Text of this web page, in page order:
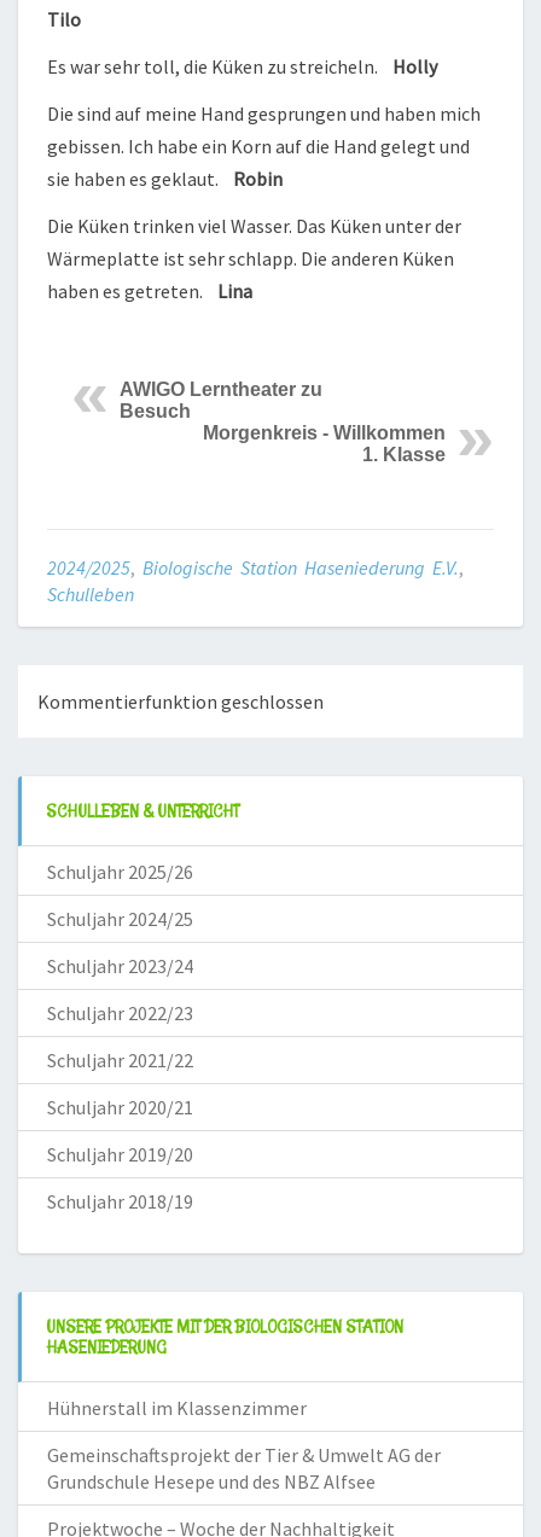
Tilo
Es war sehr toll, die Küken zu streicheln.
Holly
Die sind auf meine Hand gesprungen und haben mich
gebissen. Ich habe ein Korn auf die Hand gelegt und
sie haben es geklaut.
Robin
Die Küken trinken viel Wasser. Das Küken unter der
Wärmeplatte ist sehr schlapp. Die anderen Küken
haben es getreten.
Lina
AWIGO Lerntheater zu
Besuch
Morgenkreis - Willkommen
1. Klasse
2024/2025, Biologische Station Haseniederung E.V.,
Schulleben
Kommentierfunktion geschlossen
SCHULLEBEN & UNTERRICHT
Schuljahr 2025/26
Schuljahr 2024/25
Schuljahr 2023/24
Schuljahr 2022/23
Schuljahr 2021/22
Schuljahr 2020/21
Schuljahr 2019/20
Schuljahr 2018/19
UNSERE PROJEKTE MIT DER BIOLOGISCHEN STATION
HASENIEDERUNG
Hühnerstall im Klassenzimmer
Gemeinschaftsprojekt der Tier & Umwelt AG der
Grundschule Hesepe und des NBZ Alfsee
Projektwoche – Woche der Nachhaltigkeit